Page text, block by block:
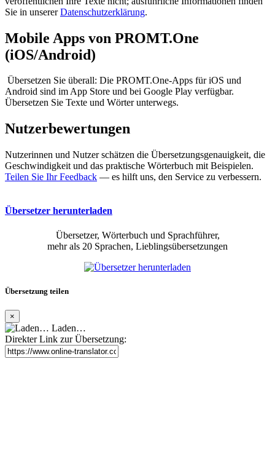
Sie in unsererDatenschutzerklärung.
Mobile Apps von PROMT.One
(iOS/Android)
Übersetzen Sie überall: Die PROMT.One-Apps für iOS und
Android sind im App Store und bei Google Play verfügbar.
Übersetzen Sie Texte und Wörter unterwegs.
Nutzerbewertungen
Nutzerinnen und Nutzer schätzen die Übersetzungsgenauigkeit, die
Geschwindigkeit und das praktische Wörterbuch mit Beispielen.
Teilen Sie Ihr Feedback — es hilft uns, den Service zu verbessern.
Übersetzer herunterladen
Übersetzer, Wörterbuch und Sprachführer,
mehr als 20 Sprachen, Lieblingsübersetzungen
Übersetzung teilen
×
Laden…
Direkter Link zur Übersetzung: